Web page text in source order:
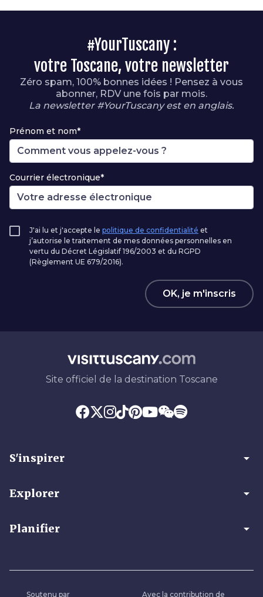
#YourTuscany :
votre Toscane, votre newsletter
Zéro spam, 100% bonnes idées ! Pensez à vous
abonner, RDV une fois par mois.
La newsletter #YourTuscany est en anglais.
Prénom et nom*
Courrier électronique*
J'ai lu et j'accepte le politique de confidentialité et
j’autorise le traitement de mes données personnelles en
vertu du Décret Législatif 196/2003 et du RGPD
(Règlement UE 679/2016).
OK, je m'inscris
Site officiel de la destination Toscane
S'inspirer arrow_drop_down
Explorer arrow_drop_down
Planifier arrow_drop_down
Soutenu par Avec la contribution de